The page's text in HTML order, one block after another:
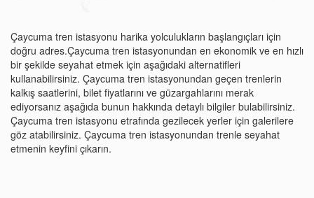
Çaycuma tren istasyonu harika yolculukların başlangıçları için
doğru adres.Çaycuma tren istasyonundan en ekonomik ve en hızlı
bir şekilde seyahat etmek için aşağıdaki alternatifleri
kullanabilirsiniz. Çaycuma tren istasyonundan geçen trenlerin
kalkış saatlerini, bilet fiyatlarını ve güzargahlarını merak
ediyorsanız aşağıda bunun hakkında detaylı bilgiler bulabilirsiniz.
Çaycuma tren istasyonu etrafında gezilecek yerler için galerilere
göz atabilirsiniz. Çaycuma tren istasyonundan trenle seyahat
etmenin keyfini çıkarın.